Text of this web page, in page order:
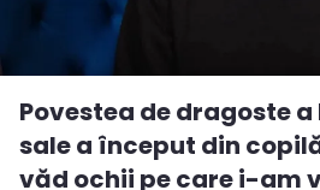
Povestea de dragoste a
sale a început din
văd ochii pe care i-am